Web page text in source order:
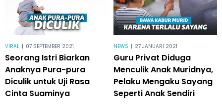
VIRAL | 07 SEPTEMBER 2021
Seorang Istri Biarkan
Anaknya Pura-pura
Diculik untuk Uji Rasa
Cinta Suaminya
NEWS | 27 JANUARI 2021
Guru Privat Diduga
Menculik Anak Muridnya,
Pelaku Mengaku Sayang
Seperti Anak Sendiri